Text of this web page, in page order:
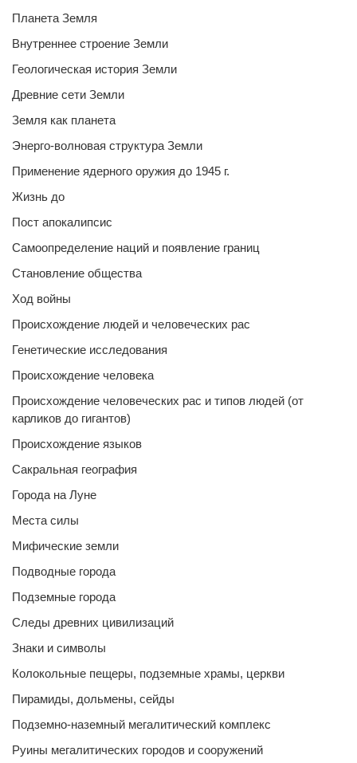
Планета Земля
Внутреннее строение Земли
Геологическая история Земли
Древние сети Земли
Земля как планета
Энерго-волновая структура Земли
Применение ядерного оружия до 1945 г.
Жизнь до
Пост апокалипсис
Самоопределение наций и появление границ
Становление общества
Ход войны
Происхождение людей и человеческих рас
Генетические исследования
Происхождение человека
Происхождение человеческих рас и типов людей (от
карликов до гигантов)
Происхождение языков
Сакральная география
Города на Луне
Места силы
Мифические земли
Подводные города
Подземные города
Следы древних цивилизаций
Знаки и символы
Колокольные пещеры, подземные храмы, церкви
Пирамиды, дольмены, сейды
Подземно-наземный мегалитический комплекс
Руины мегалитических городов и сооружений